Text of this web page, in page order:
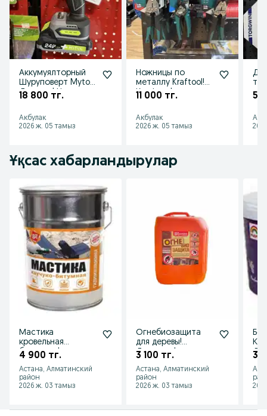
Аккумуялторный
Шуруповерт Mytol!
Досавка! Низкие
Скидки!
18 800 тг.
Акбулак
2026 ж. 05 тамыз
Ножницы по
металлу Kraftool!
Крафтул!
Открыты до 23:00!
НДС!
11 000 тг.
Акбулак
2026 ж. 05 тамыз
5
Ұқсас хабарландырулар
Мастика
кровельная
битумная!
Открыты до 23;00!
4 900 тг.
Астана, Алматинский
район
2026 ж. 03 тамыз
Огнебиозащита
для деревы!
Доставка!
Рассрочка!
3 100 тг.
Астана, Алматинский
район
2026 ж. 03 тамыз
3